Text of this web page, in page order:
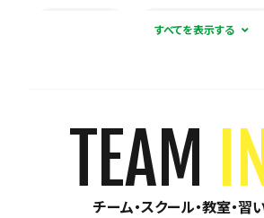
積極的に体験受け入れ
専用練習着あり 見学可能
練習場所は1つに固定 週1練習
TEAM
チーム・スクール・教室・習